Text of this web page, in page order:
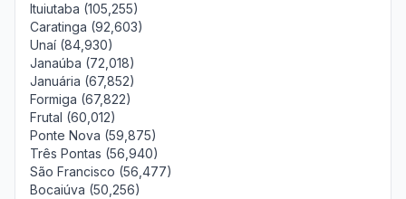
Ituiutaba (105,255)
Caratinga (92,603)
Unaí (84,930)
Janaúba (72,018)
Januária (67,852)
Formiga (67,822)
Frutal (60,012)
Ponte Nova (59,875)
Três Pontas (56,940)
São Francisco (56,477)
Bocaiúva (50,256)